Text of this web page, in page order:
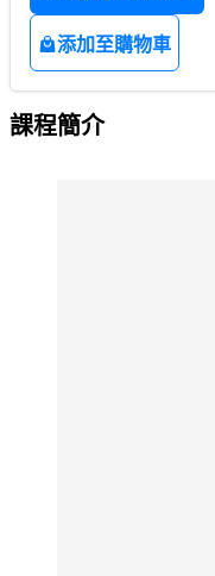
添加至購物車
課程簡介